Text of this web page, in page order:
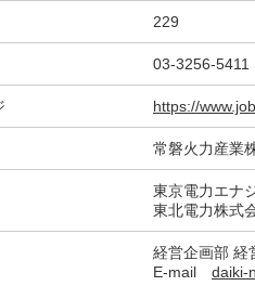
229
03-3256-5411
https://
常磐火力産業
東京電力エナ
東北電力株式
経営企画部
E-mail daiki-